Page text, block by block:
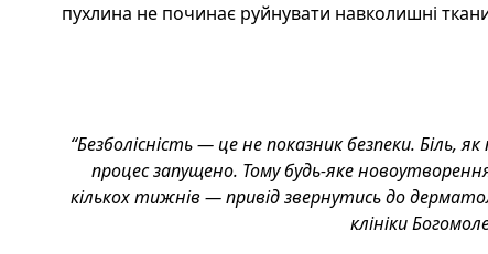
пухлина не починає руйнувати навколишні
“Безболісність — це не показник безпеки. Біль,
процес запущено. Тому будь-яке
кількох тижнів — привід звернутись до
клініки